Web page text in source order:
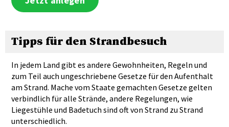
Tipps für den Strandbesuch
In jedem Land gibt es andere Gewohnheiten, Regeln und
zum Teil auch ungeschriebene Gesetze für den Aufenthalt
am Strand. Mache vom Staate gemachten Gesetze gelten
verbindlich für alle Strände, andere Regelungen, wie
Liegestühle und Badetuch sind oft von Strand zu Strand
unterschiedlich.